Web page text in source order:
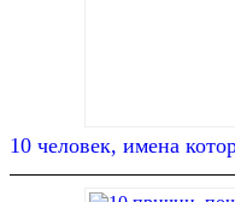
10 человек, имена